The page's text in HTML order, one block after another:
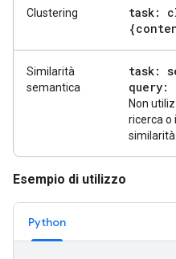
Clustering task:
Similarità
semantica
task:
query:
Non
ricerca o
Esempio di utilizzo
Python